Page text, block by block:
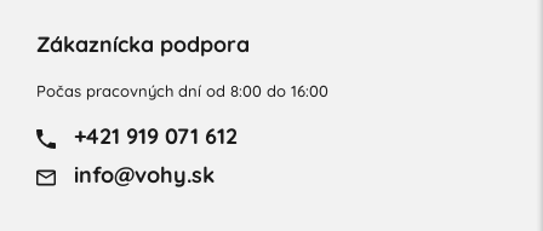
Zákaznícka podpora
Počas pracovných dní od 8:00 do 16:00
+421 919 071 612
info@vohy.sk